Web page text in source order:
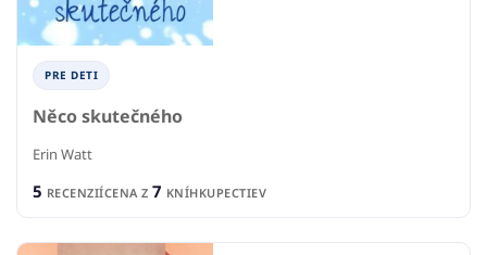
PRE DETI
Něco skutečného
Erin Watt
5 RECENZIÍCENA Z 7 KNÍHKUPECTIEV